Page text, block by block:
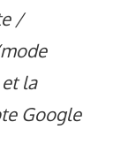
/
la
Google